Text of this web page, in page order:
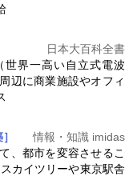
日本大百科全書
（世界一高い自立式電波
辺に商業施設やオフィ
情報・知識 imidas
、都市を変容させるこ
カイツリーや東京駅舎